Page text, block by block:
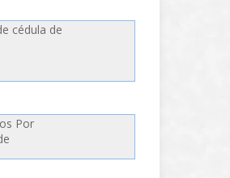
cédula de
Por